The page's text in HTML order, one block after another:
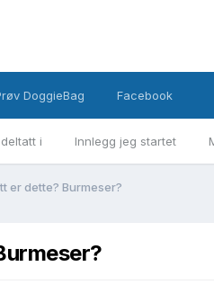
i Innlegg jeg startet
DoggieBag Facebook
er dette? Burmeser?